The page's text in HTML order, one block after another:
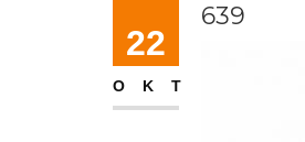
22
OKT
639